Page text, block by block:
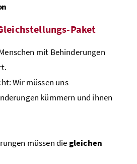
Paket
mit Behinderungen
Wir müssen uns
kümmern und ihnen
müssen diegleichen